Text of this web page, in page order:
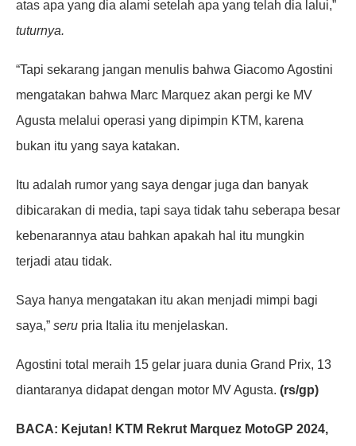
atas apa yang dia alami setelah apa yang telah dia lalui,”
tuturnya.
“Tapi sekarang jangan menulis bahwa Giacomo Agostini
mengatakan bahwa Marc Marquez akan pergi ke MV
Agusta melalui operasi yang dipimpin KTM, karena
bukan itu yang saya katakan.
Itu adalah rumor yang saya dengar juga dan banyak
dibicarakan di media, tapi saya tidak tahu seberapa besar
kebenarannya atau bahkan apakah hal itu mungkin
terjadi atau tidak.
Saya hanya mengatakan itu akan menjadi mimpi bagi
saya,” seru pria Italia itu menjelaskan.
Agostini total meraih 15 gelar juara dunia Grand Prix, 13
diantaranya didapat dengan motor MV Agusta. (rs/gp)
BACA: Kejutan! KTM Rekrut Marquez MotoGP 2024,